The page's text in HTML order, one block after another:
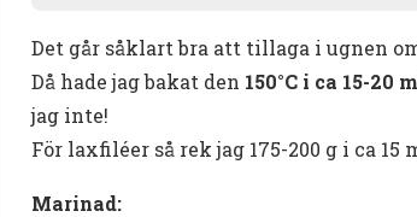
Det går såklart bra att tillaga i ugnen
Då hade jag bakat den 150°C i ca 15-20
jag inte!
För laxfiléer så rek jag 175-200 g i ca 15
Marinad: